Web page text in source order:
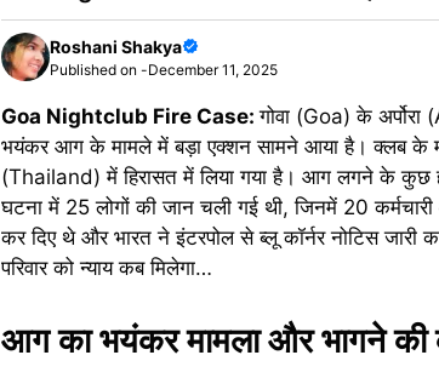
Roshani Shakya
Published on -December 11, 2025
Goa Nightclub Fire Case:गोवा (Goa) के
भयंकर आग के मामले में बड़ा एक्शन सामने आया है। क्लब के
(Thailand) में हिरासत में लिया गया है। आग लगने के कुछ
घटना में 25 लोगों की जान चली गई थी, जिनमें 20
कर दिए थे और भारत ने इंटरपोल से ब्लू कॉर्नर नोटिस जारी
परिवार को न्याय कब मिलेगा…
आग का भयंकर मामला और भागने की